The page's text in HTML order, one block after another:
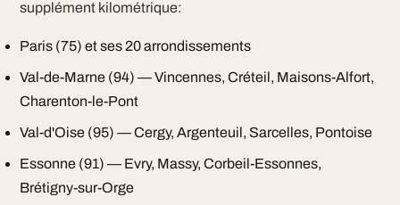
supplément kilométrique:
Paris (75) et ses 20 arrondissements
Val-de-Marne (94) — Vincennes, Créteil, Maisons-Alfort,
Charenton-le-Pont
Val-d'Oise (95) — Cergy, Argenteuil, Sarcelles, Pontoise
Essonne (91) — Evry, Massy, Corbeil-Essonnes,
Brétigny-sur-Orge